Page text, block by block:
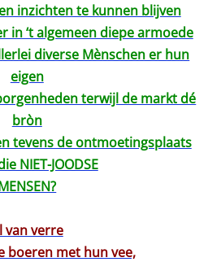
inzichten te kunnen blijven
in ‘t algemeen diepe armoede
diverse Mènschen er hun
eigen
terwijl de markt dé
bròn
tevens de ontmoetingsplaats
NIET-JOODSE
van verre
boeren met hun vee,